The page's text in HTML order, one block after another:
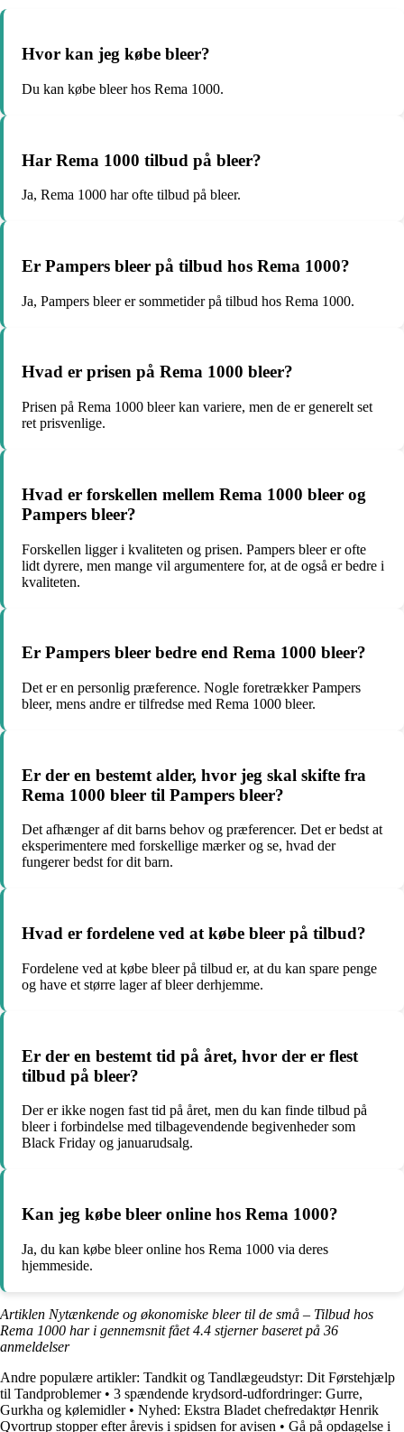
Hvor kan jeg købe bleer?
Du kan købe bleer hos Rema 1000.
Har Rema 1000 tilbud på bleer?
Ja, Rema 1000 har ofte tilbud på bleer.
Er Pampers bleer på tilbud hos Rema 1000?
Ja, Pampers bleer er sommetider på tilbud hos Rema 1000.
Hvad er prisen på Rema 1000 bleer?
Prisen på Rema 1000 bleer kan variere, men de er generelt set
ret prisvenlige.
Hvad er forskellen mellem Rema 1000 bleer og
Pampers bleer?
Forskellen ligger i kvaliteten og prisen. Pampers bleer er ofte
lidt dyrere, men mange vil argumentere for, at de også er bedre i
kvaliteten.
Er Pampers bleer bedre end Rema 1000 bleer?
Det er en personlig præference. Nogle foretrækker Pampers
bleer, mens andre er tilfredse med Rema 1000 bleer.
Er der en bestemt alder, hvor jeg skal skifte fra
Rema 1000 bleer til Pampers bleer?
Det afhænger af dit barns behov og præferencer. Det er bedst at
eksperimentere med forskellige mærker og se, hvad der
fungerer bedst for dit barn.
Hvad er fordelene ved at købe bleer på tilbud?
Fordelene ved at købe bleer på tilbud er, at du kan spare penge
og have et større lager af bleer derhjemme.
Er der en bestemt tid på året, hvor der er flest
tilbud på bleer?
Der er ikke nogen fast tid på året, men du kan finde tilbud på
bleer i forbindelse med tilbagevendende begivenheder som
Black Friday og januarudsalg.
Kan jeg købe bleer online hos Rema 1000?
Ja, du kan købe bleer online hos Rema 1000 via deres
hjemmeside.
Artiklen Nytænkende og økonomiske bleer til de små – Tilbud hos
Rema 1000 har i gennemsnit fået4.4 stjerner baseret på 36
anmeldelser
Andre populære artikler: Tandkit og Tandlægeudstyr: Dit Førstehjælp
til Tandproblemer• 3 spændende krydsord-udfordringer: Gurre,
Gurkha og kølemidler• Nyhed: Ekstra Bladet chefredaktør Henrik
Qvortrup stopper efter årevis i spidsen for avisen • Gå på opdagelse i